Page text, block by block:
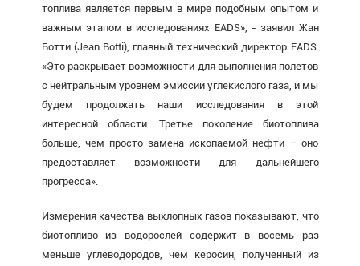
топлива является первым в мире подобным опытом и
важным этапом в исследованиях EADS», - заявил Жан
Ботти (Jean Botti), главный технический директор EADS.
«Это раскрывает возможности для выполнения полетов
с нейтральным уровнем эмиссии углекислого газа, и мы
будем продолжать наши исследования в этой
интересной области. Третье поколение биотоплива
больше, чем просто замена ископаемой нефти – оно
предоставляет возможности для дальнейшего
прогресса».
Измерения качества выхлопных газов показывают, что
биотопливо из водорослей содержит в восемь раз
меньше углеводородов, чем керосин, полученный из